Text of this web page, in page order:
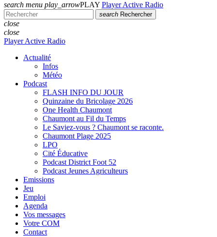
search menu play_arrowPLAY Player Active Radio
search Rechercher
close
close
Player Active Radio
Actualité
Infos
Météo
Podcast
FLASH INFO DU JOUR
Quinzaine du Bricolage 2026
One Health Chaumont
Chaumont au Fil du Temps
Le Saviez-vous ? Chaumont se raconte.
Chaumont Plage 2025
LPO
Cité Éducative
Podcast District Foot 52
Podcast Jeunes Agriculteurs
Emissions
Jeu
Emploi
Agenda
Vos messages
Votre COM
Contact